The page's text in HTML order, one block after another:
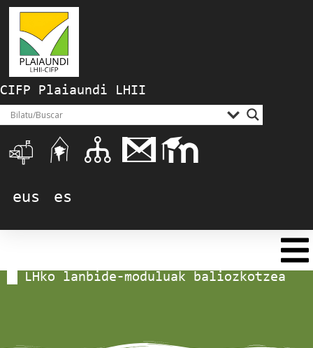
CIFP Plaiaundi LHII
eus es
LHko lanbide-moduluak baliozkotzea